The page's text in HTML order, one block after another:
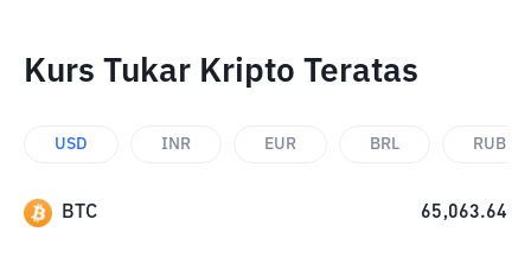
Kurs Tukar Kripto Teratas
USD INR EUR BRL RUB
BTC 65,063.64